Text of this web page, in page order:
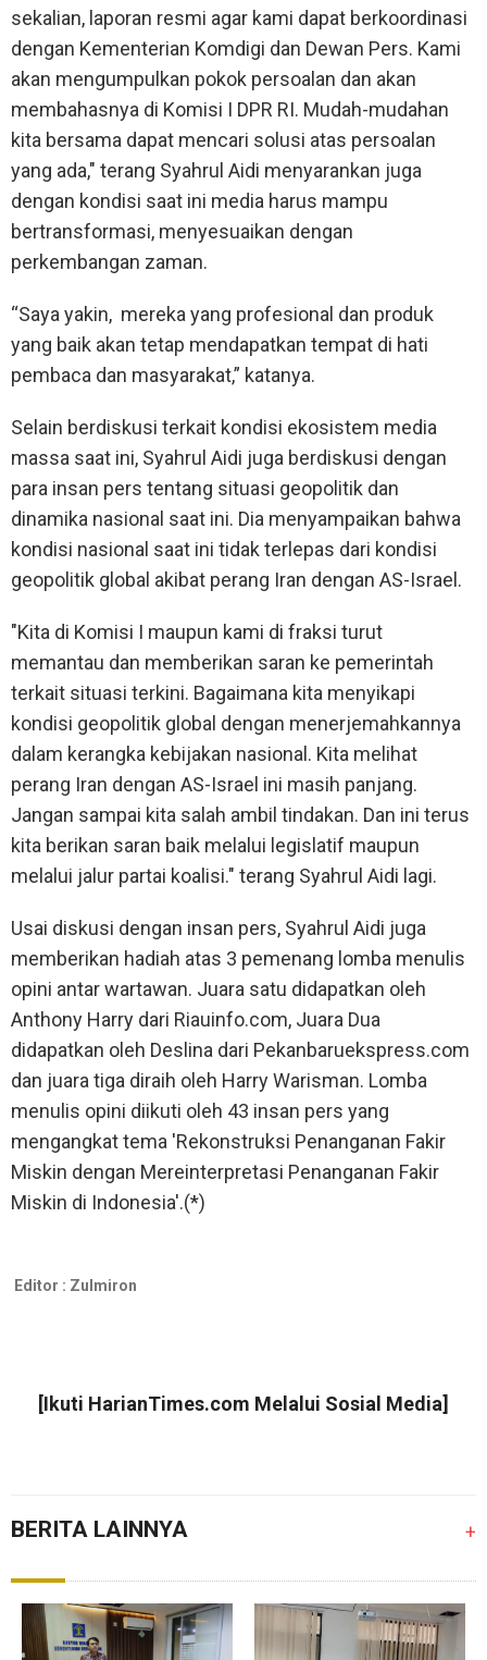
sekalian, laporan resmi agar kami dapat berkoordinasi
dengan Kementerian Komdigi dan Dewan Pers. Kami
akan mengumpulkan pokok persoalan dan akan
membahasnya di Komisi I DPR RI. Mudah-mudahan
kita bersama dapat mencari solusi atas persoalan
yang ada," terang Syahrul Aidi menyarankan juga
dengan kondisi saat ini media harus mampu
bertransformasi, menyesuaikan dengan
perkembangan zaman.
“Saya yakin, mereka yang profesional dan produk
yang baik akan tetap mendapatkan tempat di hati
pembaca dan masyarakat,” katanya.
Selain berdiskusi terkait kondisi ekosistem media
massa saat ini, Syahrul Aidi juga berdiskusi dengan
para insan pers tentang situasi geopolitik dan
dinamika nasional saat ini. Dia menyampaikan bahwa
kondisi nasional saat ini tidak terlepas dari kondisi
geopolitik global akibat perang Iran dengan AS-Israel.
"Kita di Komisi I maupun kami di fraksi turut
memantau dan memberikan saran ke pemerintah
terkait situasi terkini. Bagaimana kita menyikapi
kondisi geopolitik global dengan menerjemahkannya
dalam kerangka kebijakan nasional. Kita melihat
perang Iran dengan AS-Israel ini masih panjang.
Jangan sampai kita salah ambil tindakan. Dan ini terus
kita berikan saran baik melalui legislatif maupun
melalui jalur partai koalisi." terang Syahrul Aidi lagi.
Usai diskusi dengan insan pers, Syahrul Aidi juga
memberikan hadiah atas 3 pemenang lomba menulis
opini antar wartawan. Juara satu didapatkan oleh
Anthony Harry dari Riauinfo.com, Juara Dua
didapatkan oleh Deslina dari Pekanbaruekspress.com
dan juara tiga diraih oleh Harry Warisman. Lomba
menulis opini diikuti oleh 43 insan pers yang
mengangkat tema 'Rekonstruksi Penanganan Fakir
Miskin dengan Mereinterpretasi Penanganan Fakir
Miskin di Indonesia'.(*)
Editor : Zulmiron
[Ikuti HarianTimes.com Melalui Sosial Media]
BERITA LAINNYA +